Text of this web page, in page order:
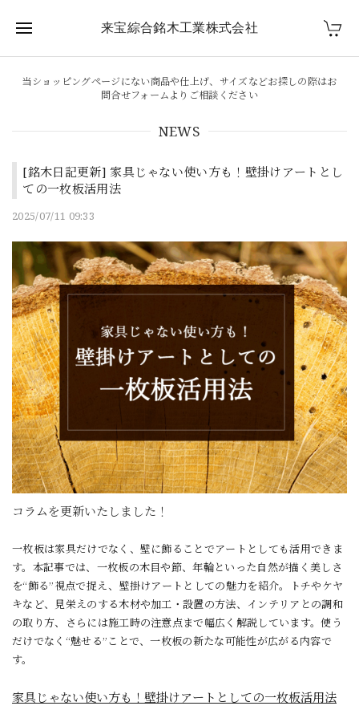
来宝綜合銘木工業株式会社
当ショッピングページにない商品や仕上げ、サイズなどお探しの際はお
問合せフォームよりご相談ください
NEWS
[銘木日記更新] 家具じゃない使い方も！壁掛けアートとし
ての一枚板活用法
2025/07/11 09:33
コラムを更新いたしました！
一枚板は家具だけでなく、壁に飾ることでアートとしても活用できま
す。本記事では、一枚板の木目や節、年輪といった自然が描く美しさ
を“飾る”視点で捉え、壁掛けアートとしての魅力を紹介。トチやケヤ
キなど、見栄えのする木材や加工・設置の方法、インテリアとの調和
の取り方、さらには施工時の注意点まで幅広く解説しています。使う
だけでなく“魅せる”ことで、一枚板の新たな可能性が広がる内容で
す。
家具じゃない使い方も！壁掛けアートとしての一枚板活用法